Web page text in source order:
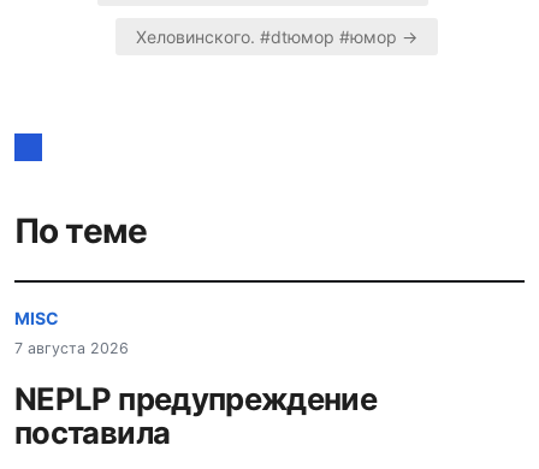
Навигация
Хеловинского. #dtюмор #юмор →
По теме
MISC
7 августа 2026
NEPLP предупреждение
поставила